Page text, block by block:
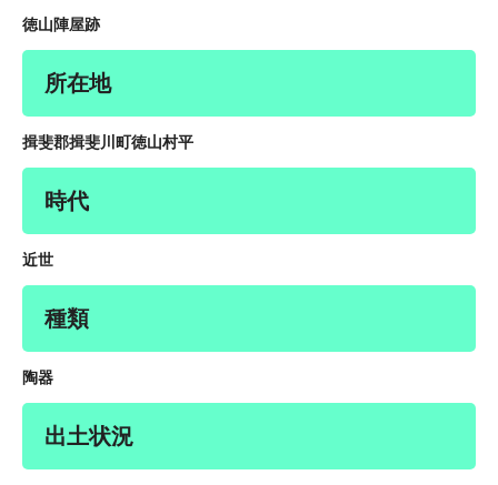
徳山陣屋跡
所在地
揖斐郡揖斐川町徳山村平
時代
近世
種類
陶器
出土状況